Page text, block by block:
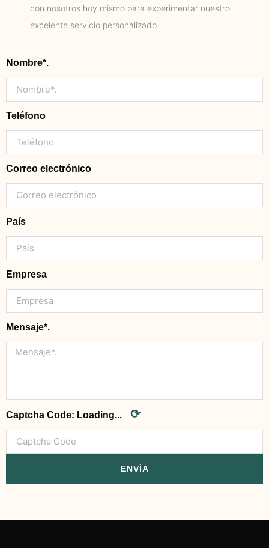
con nosotros hoy mismo para experimentar nuestro
excelente servicio personalizado.
Nombre*.
Teléfono
Correo electrónico
País
Empresa
Mensaje*.
Captcha Code: Loading... ⟳
ENVÍA